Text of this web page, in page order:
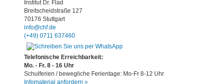
Institut Dr. Flad
Breitscheidstraße 127
70176 Stuttgart
info@chf.de
(+49) 0711 637460
Telefonische Erreichbarkeit:
Mo. - Fr. 8 - 16 Uhr
Schulferien / bewegliche Ferientage: Mo-Fr 8-12 Uhr
Infomaterial anfordern »